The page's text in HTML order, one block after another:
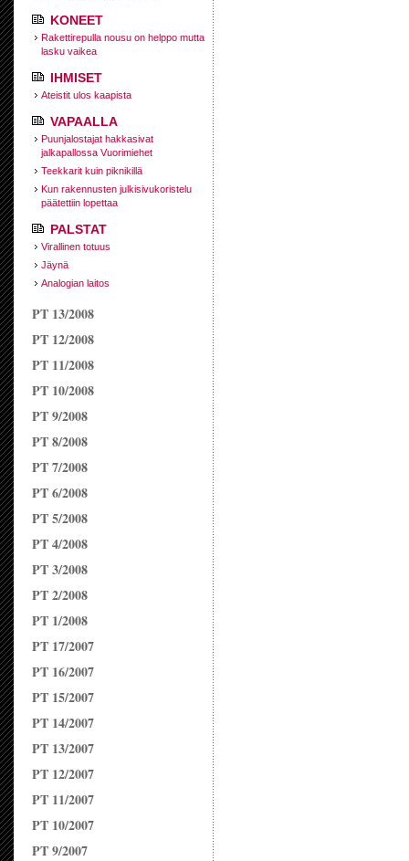
KONEET
Rakettirepulla nousu on helppo mutta
lasku vaikea
IHMISET
Ateistit ulos kaapista
VAPAALLA
Puunjalostajat hakkasivat
jalkapallossa Vuorimiehet
Teekkarit kuin piknikillä
Kun rakennusten julkisivukoristelu
päätettiin lopettaa
PALSTAT
Virallinen totuus
Jäynä
Analogian laitos
PT 13/2008
PT 12/2008
PT 11/2008
PT 10/2008
PT 9/2008
PT 8/2008
PT 7/2008
PT 6/2008
PT 5/2008
PT 4/2008
PT 3/2008
PT 2/2008
PT 1/2008
PT 17/2007
PT 16/2007
PT 15/2007
PT 14/2007
PT 13/2007
PT 12/2007
PT 11/2007
PT 10/2007
PT 9/2007